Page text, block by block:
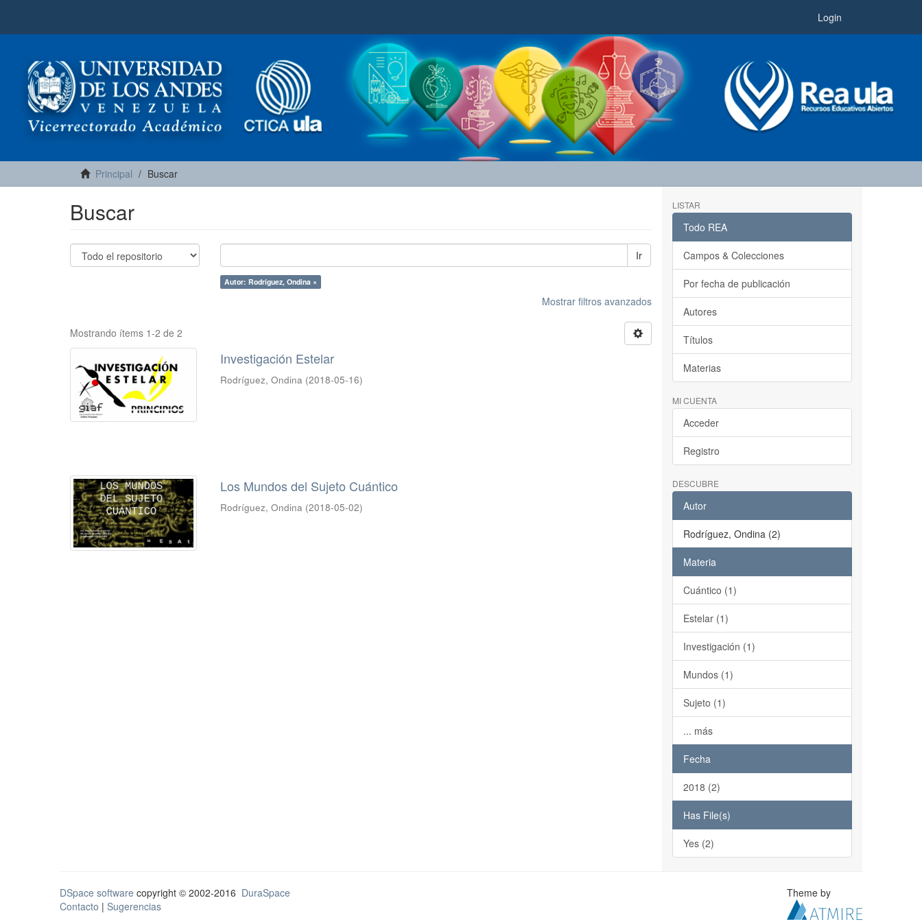
Login
Principal Buscar
Buscar
Ir
Autor: Rodríguez, Ondina ×
Mostrar filtros avanzados
Mostrando ítems 1-2 de 2
Investigación Estelar
Rodríguez, Ondina (2018-05-16)
Los Mundos del Sujeto Cuántico
Rodríguez, Ondina (2018-05-02)
LISTAR
Todo REA
Campos & Colecciones
Por fecha de publicación
Autores
Títulos
Materias
MI CUENTA
Acceder
Registro
DESCUBRE
Autor
Rodríguez, Ondina (2)
Materia
Cuántico (1)
Estelar (1)
Investigación (1)
Mundos (1)
Sujeto (1)
... más
Fecha
2018 (2)
Has File(s)
Yes (2)
DSpace software copyright © 2002-2016 DuraSpace
Contacto | Sugerencias
Theme by